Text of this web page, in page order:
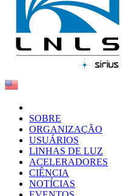
SOBRE
ORGANIZAÇÃO
USUÁRIOS
LINHAS DE LUZ
ACELERADORES
CIÊNCIA
NOTÍCIAS